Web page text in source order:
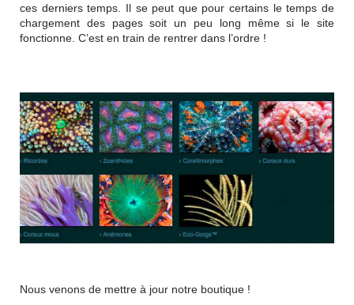
ces derniers temps. Il se peut que pour certains le temps de
chargement des pages soit un peu long même si le site
fonctionne. C’est en train de rentrer dans l’ordre !
Nous venons de mettre à jour notre boutique !